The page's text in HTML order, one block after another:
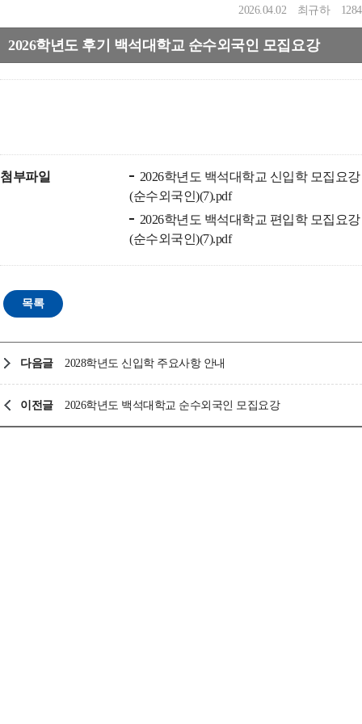
2026.04.02 최규하 1284
2026학년도 후기 백석대학교 순수외국인 모집요강
첨부파일
2026학년도 백석대학교 신입학 모집요강
(순수외국인)(7).pdf
2026학년도 백석대학교 편입학 모집요강
(순수외국인)(7).pdf
다음글 2028학년도 신입학 주요사항 안내
이전글 2026학년도 백석대학교 순수외국인 모집요강